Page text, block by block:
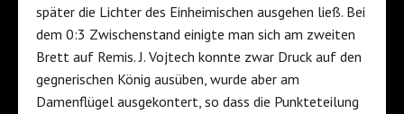
später die Lichter des Einheimischen ausgehen ließ. Bei
dem 0:3 Zwischenstand einigte man sich am zweiten
Brett auf Remis. J. Vojtech konnte zwar Druck auf den
gegnerischen König ausüben, wurde aber am
Damenflügel ausgekontert, so dass die Punkteteilung